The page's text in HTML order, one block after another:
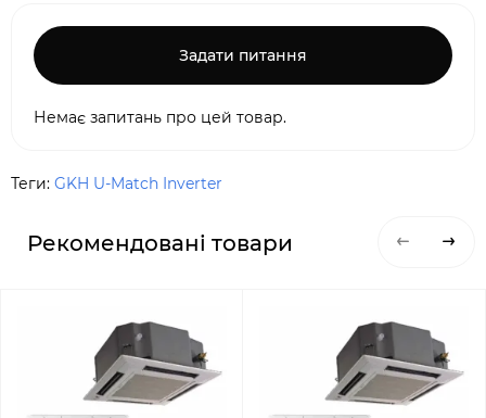
Задати питання
Немає запитань про цей товар.
Теги: GKH U-Match Inverter
Рекомендовані товари